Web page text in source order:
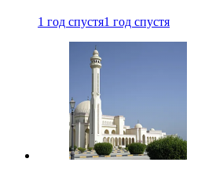
1 год спустя1 год спустя